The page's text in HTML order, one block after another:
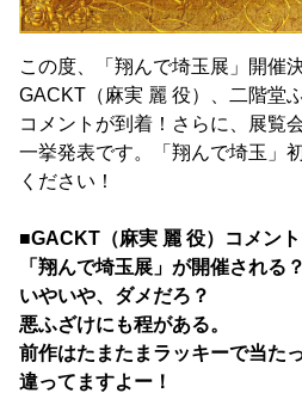
この度、「翔んで埼玉展」開催
GACKT（麻実 麗 役）、二階堂
コメントが到着！さらに、展覧
一挙発表です。「翔んで埼玉」
ください！
■GACKT（麻実 麗 役）コメント
「翔んで埼玉展」が開催される？
いやいや、ダメだろ？
悪ふざけにも程がある。
前作はたまたまラッキーで当た
違ってますよー！